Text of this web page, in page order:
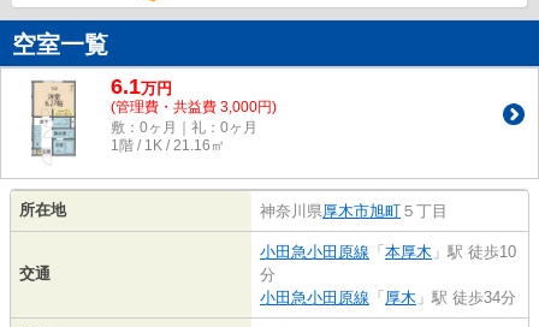
空室一覧
6.1万円
(管理費・共益費 3,000円)
敷：0ヶ月｜礼：0ヶ月
1階 / 1K / 21.16㎡
所在地 神奈川県厚木市旭町 ５丁目
交通
小田急小田原線 「 本厚木 」駅 徒歩10
分
小田急小田原線 「 厚木 」駅 徒歩34分